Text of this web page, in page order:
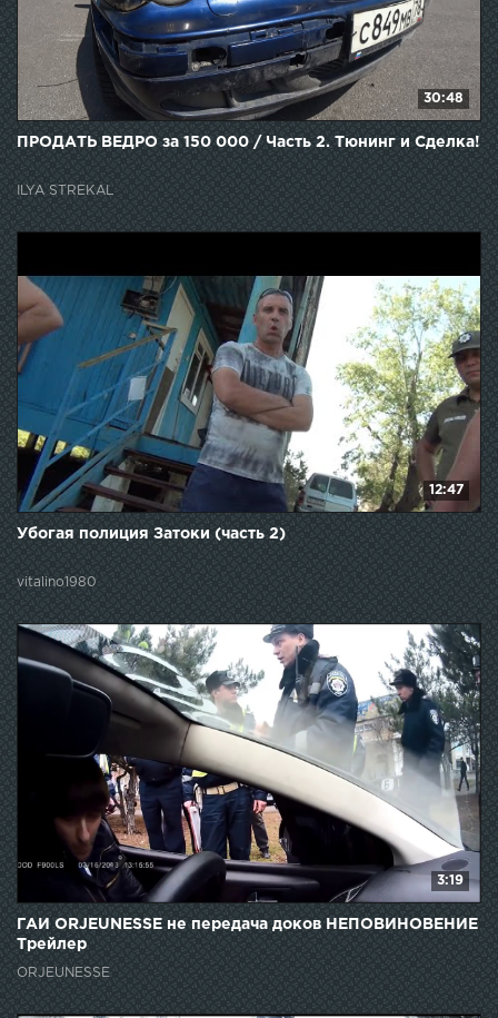
30:48
ПРОДАТЬ ВЕДРО за 150 000 / Часть 2. Тюнинг и Сделка!
ILYA STREKAL
12:47
Убогая полиция Затоки (часть 2)
vitalino1980
3:19
ГАИ ORJEUNESSE не передача доков НЕПОВИНОВЕНИЕ
Трейлер
ORJEUNESSE